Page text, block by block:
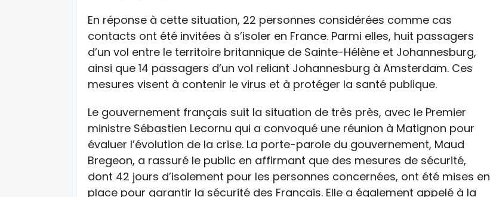
En réponse à cette situation, 22 personnes considérées comme cas
contacts ont été invitées à s’isoler en France. Parmi elles, huit passagers
d’un vol entre le territoire britannique de Sainte-Hélène et Johannesburg,
ainsi que 14 passagers d’un vol reliant Johannesburg à Amsterdam. Ces
mesures visent à contenir le virus et à protéger la santé publique.
Le gouvernement français suit la situation de très près, avec le Premier
ministre Sébastien Lecornu qui a convoqué une réunion à Matignon pour
évaluer l’évolution de la crise. La porte-parole du gouvernement, Maud
Bregeon, a rassuré le public en affirmant que des mesures de sécurité,
dont 42 jours d’isolement pour les personnes concernées, ont été mises en
place pour garantir la sécurité des Français. Elle a également appelé à la